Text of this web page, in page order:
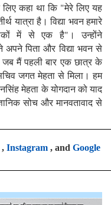
लिए कहा था कि "मेरे लिए यह
यात्रा है। विद्या भवन हमारे
में से एक है"। उन्होंने
पिता और विद्या भवन से
मैं पहली बार एक छात्र के
जगत मेहता से मिला। हम
मेहता के योगदान को याद
सोच और मानवतावाद से
Instagram, and Google